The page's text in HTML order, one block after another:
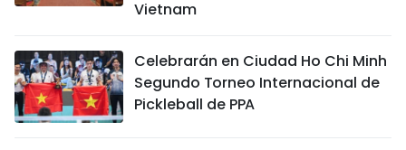
Vietnam
Celebrarán en Ciudad Ho Chi Minh
Segundo Torneo Internacional de
Pickleball de PPA